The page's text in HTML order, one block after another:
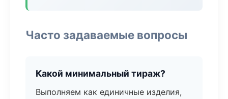
Часто задаваемые вопросы
Какой минимальный тираж?
Выполняем как единичные изделия,